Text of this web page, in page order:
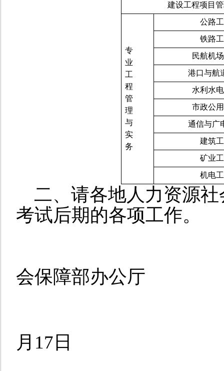
建设工程项目
专
业
工
程
管
理
与
实
务
公路
铁路
民航机
港口与航
水利水
市政公
通信与广
建筑
矿业
机电
二、请各地人力资源社
考试后期的各项工作。
会保障部办公厅
月 17 日